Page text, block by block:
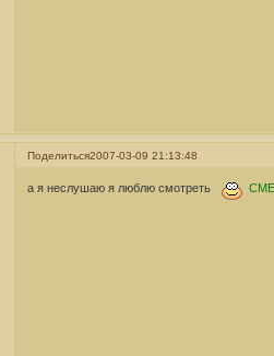
Поделиться2007-03-09 21:13:48
а я неслушаю я люблю смотреть